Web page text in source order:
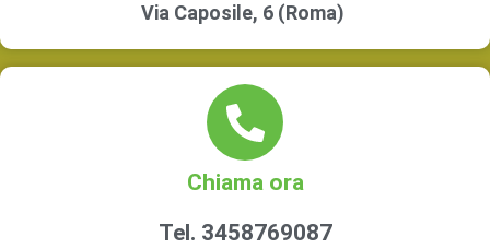
Via Caposile, 6 (Roma)
Chiama ora
Tel. 3458769087